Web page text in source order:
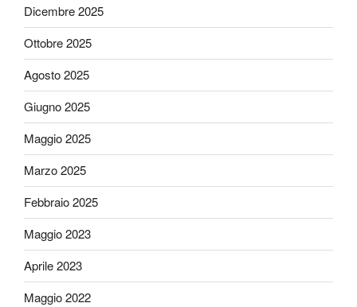
Dicembre 2025
Ottobre 2025
Agosto 2025
Giugno 2025
Maggio 2025
Marzo 2025
Febbraio 2025
Maggio 2023
Aprile 2023
Maggio 2022